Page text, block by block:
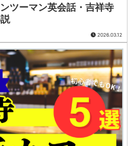
ツーマン英会話・吉祥寺
2026.03.12